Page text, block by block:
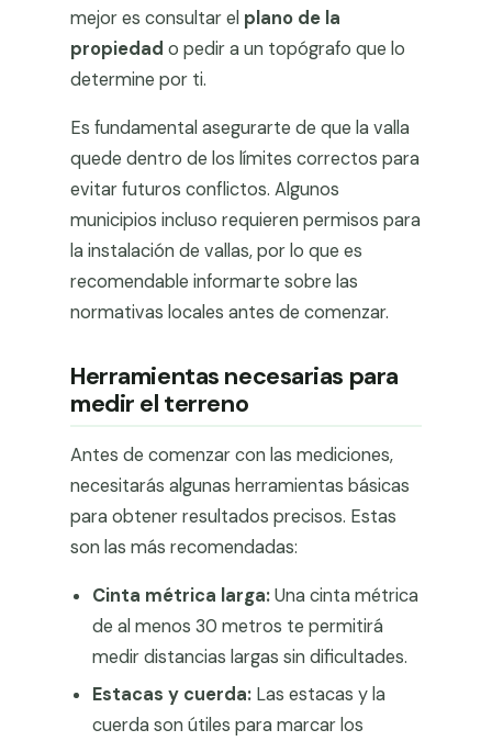
mejor es consultar el plano de la
propiedad o pedir a un topógrafo que lo
determine por ti.
Es fundamental asegurarte de que la valla
quede dentro de los límites correctos para
evitar futuros conflictos. Algunos
municipios incluso requieren permisos para
la instalación de vallas, por lo que es
recomendable informarte sobre las
normativas locales antes de comenzar.
Herramientas necesarias para
medir el terreno
Antes de comenzar con las mediciones,
necesitarás algunas herramientas básicas
para obtener resultados precisos. Estas
son las más recomendadas:
Cinta métrica larga:Una cinta métrica
de al menos 30 metros te permitirá
medir distancias largas sin dificultades.
Estacas y cuerda: Las estacas y la
cuerda son útiles para marcar los